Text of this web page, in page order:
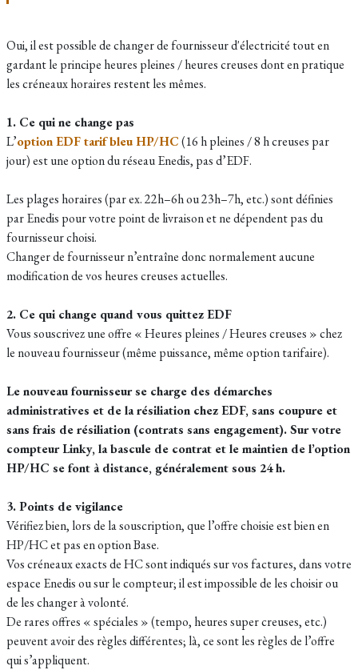
Oui, il est possible de changer de fournisseur d'électricité tout en
gardant le principe heures pleines / heures creuses dont en pratique
les créneaux horaires restent les mêmes.
1. Ce qui ne change pas
L’option EDF tarif bleu HP/HC(16 h pleines / 8 h creuses par
jour) est une option du réseau Enedis, pas d’EDF.
Les plages horaires (par ex. 22h–6h ou 23h–7h, etc.) sont définies
par Enedis pour votre point de livraison et ne dépendent pas du
fournisseur choisi.
Changer de fournisseur n’entraîne donc normalement aucune
modification de vos heures creuses actuelles.
2. Ce qui change quand vous quittez EDF
Vous souscrivez une offre « Heures pleines / Heures creuses » chez
le nouveau fournisseur (même puissance, même option tarifaire).
Le nouveau fournisseur se charge des démarches
administratives et de la résiliation chez EDF, sans coupure et
sans frais de résiliation (contrats sans engagement). Sur votre
compteur Linky, la bascule de contrat et le maintien de l’option
HP/HC se font à distance, généralement sous 24 h.
3. Points de vigilance
Vérifiez bien, lors de la souscription, que l’offre choisie est bien en
HP/HC et pas en option Base.
Vos créneaux exacts de HC sont indiqués sur vos factures, dans votre
espace Enedis ou sur le compteur; il est impossible de les choisir ou
de les changer à volonté.
De rares offres « spéciales » (tempo, heures super creuses, etc.)
peuvent avoir des règles différentes; là, ce sont les règles de l’offre
qui s’appliquent.